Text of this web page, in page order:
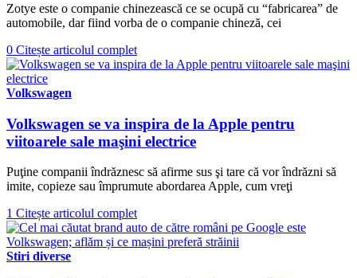
Zotye este o companie chinezească ce se ocupă cu “fabricarea” de
automobile, dar fiind vorba de o companie chineză, cei
0 Citește articolul complet
Volkswagen
Volkswagen se va inspira de la Apple pentru
viitoarele sale maşini electrice
Puţine companii îndrăznesc să afirme sus şi tare că vor îndrăzni să
imite, copieze sau împrumute abordarea Apple, cum vreţi
1 Citește articolul complet
Stiri diverse